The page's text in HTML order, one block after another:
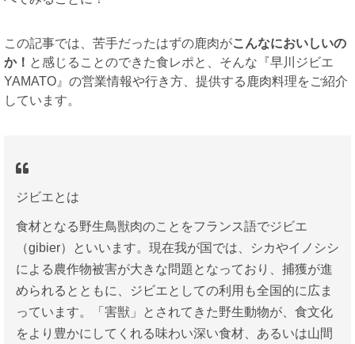
この記事では、苦手だったはずの鹿肉がこんなにおいしいの
か！ と感じることのできた食レポと、そんな『早川ジビエ
YAMATO』の営業情報や行き方、提供する鹿肉料理をご紹介
しています。
ジビエとは
食材となる野生鳥獣肉のことをフランス語でジビエ
（gibier）といいます。現在我が国では、シカやイノシシ
による農作物被害が大きな問題となっており、捕獲が進
められるとともに、ジビエとしての利用も全国的に広ま
っています。「害獣」とされてきた野生動物が、食文化
をより豊かにしてくれる味わい深い食材、あるいは山間